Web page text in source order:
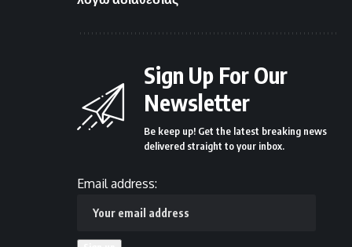
Sign Up For Our
Newsletter
Be keep up! Get the latest breaking news
delivered straight to your inbox.
Email address: